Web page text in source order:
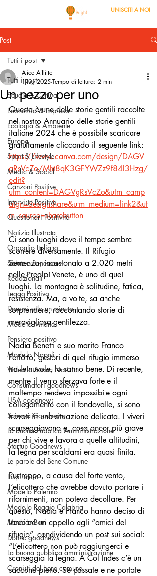
UNISCITI A NOI
Post
Tutti i post
Scuola & Cultura
Economia & Impresa
Ecologia & Ambiente
Europa
Sport & Lifestyle
Media & Social
Canzoni Positive
Interviste Positive
Questionari Positività
Notizia Illustrata
Orgoglio Italiano
Salute e Benessere
Redazionali
Leggo Positivo
Dammi solo un minuto
Modello Milano
Pensiero positivo
Modello Napoli
Video la Buona Notizia
Consumatori goodnews
USA goodnews
Scienza Goodnews
La Buona Pubblica Amministrazione
Startup Goodnews
Le parole del Bene Comune
Inspiration
Modello Palermo
Modello Reggio Calabria
Modello Bari
Donna goodnews
La buona pubblica amministrazione
Cronisti del bene comune
Tutti i post
Un pezzo per uno
Alice Afflitto
1 lug 2025 Tempo di lettura: 2 min
Questa è una delle storie gentili raccolte
nel nostro Annuario delle storie gentili
italiane 2024 che è possibile scaricare
gratuitamente cliccando il seguente link:
https://www.canva.com/design/DAGV
gRsVcZo/Mht8qK3GFYWZz9f84l3Hzg/
edit?
utm_content=DAGVgRsVcZo&utm_camp
aign=designshare&utm_medium=link2&ut
m_source=sharebutton
Ci sono luoghi dove il tempo sembra
scorrere diversamente. Il Rifugio
Semenza, incastonato a 2.020 metri
nelle Prealpi Venete, è uno di quei
luoghi. La montagna è solitudine, fatica,
resistenza. Ma, a volte, sa anche
sorprendere, raccontando storie di
meravigliosa gentilezza.
Nadia Benetti e suo marito Franco
Perlotto, gestori di quel rifugio immerso
tra le nuvole, lo sanno bene. Di recente,
mentre il vento sferzava forte e il
maltempo rendeva impossibile ogni
collegamento con il fondovalle, si sono
trovati in una situazione delicata. I viveri
scarseggiavano e, cosa ancor più grave
per chi vive e lavora a quelle altitudini,
la legna per scaldarsi era quasi finita.
Purtroppo, a causa del forte vento,
l’elicottero che avrebbe dovuto portare i
rifornimenti, non poteva decollare. Per
questo, Nadia e Franco hanno deciso di
lanciare un appello agli “amici del
rifugio”, condividendo un post sui social:
“L’elicottero non può raggiungerci e
scarseggia la legna. A Col Indes c’è un
saccone pieno. Se passate e ne portate